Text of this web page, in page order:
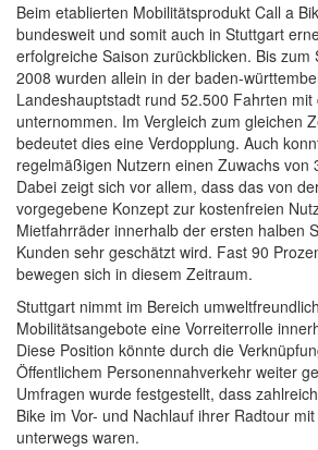
Beim etablierten Mobilitätsprodukt Call a
bundesweit und somit auch in Stuttgart
erfolgreiche Saison zurückblicken. Bis zum
2008 wurden allein in der baden-
Landeshauptstadt rund 52.500 Fahrten mit
unternommen. Im Vergleich zum gleichen
bedeutet dies eine Verdopplung. Auch
regelmäßigen Nutzern einen Zuwachs von
Dabei zeigt sich vor allem, dass das von
vorgegebene Konzept zur kostenfreien
Mietfahrräder innerhalb der ersten halben
Kunden sehr geschätzt wird. Fast 90
bewegen sich in diesem Zeitraum.
Stuttgart nimmt im Bereich
Mobilitätsangebote eine Vorreiterrolle
Diese Position könnte durch die
Öffentlichem Personennahverkehr weiter
Umfragen wurde festgestellt, dass
Bike im Vor- und Nachlauf ihrer Radtour
unterwegs waren.